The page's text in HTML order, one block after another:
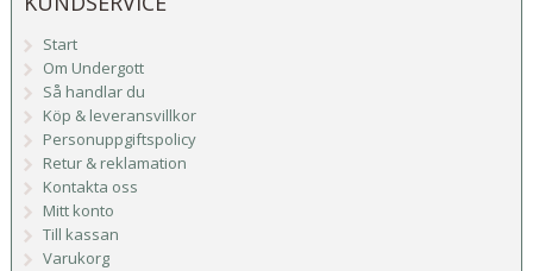
Start
Om Undergott
Så handlar du
Köp & leveransvillkor
Personuppgiftspolicy
Retur & reklamation
Kontakta oss
Mitt konto
Till kassan
Varukorg